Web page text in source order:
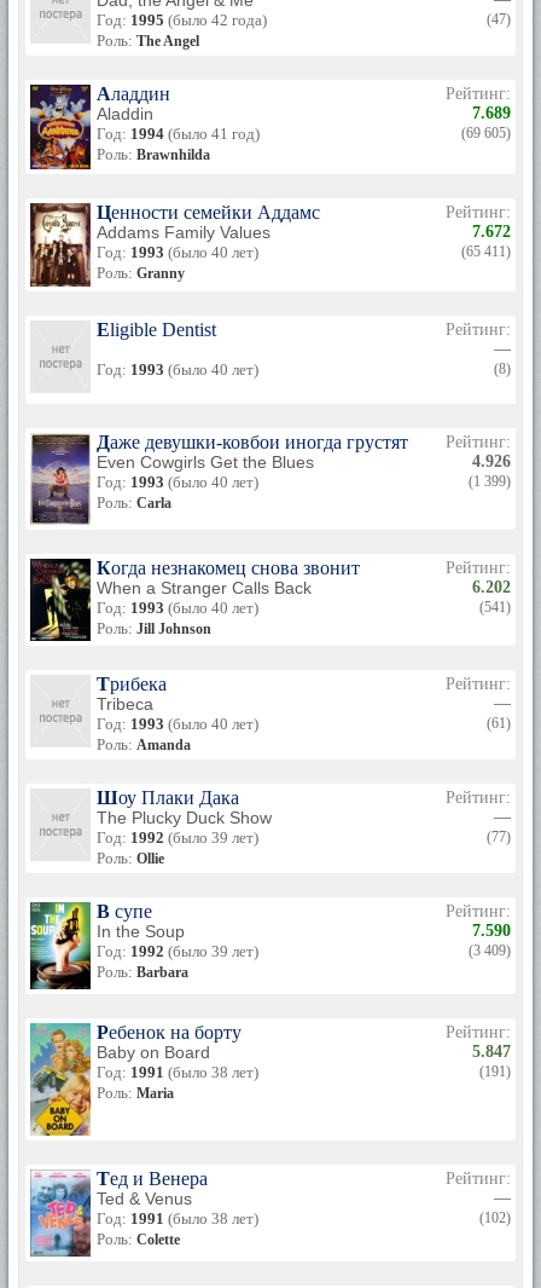
Год: 1995 (было 42 года)
Роль: The Angel
(47)
Аладдин
Aladdin
Год: 1994 (было 41 год)
Роль: Brawnhilda
Рейтинг:
7.689
(69 605)
Ценности семейки Аддамс
Addams Family Values
Год: 1993 (было 40 лет)
Роль: Granny
Рейтинг:
7.672
(65 411)
Eligible Dentist
Год: 1993 (было 40 лет)
Рейтинг:
—
(8)
Даже девушки-ковбои иногда грустят
Even Cowgirls Get the Blues
Год: 1993 (было 40 лет)
Роль: Carla
Рейтинг:
4.926
(1 399)
Когда незнакомец снова звонит
When a Stranger Calls Back
Год: 1993 (было 40 лет)
Роль: Jill Johnson
Рейтинг:
6.202
(541)
Трибека
Tribeca
Год: 1993 (было 40 лет)
Роль: Amanda
Рейтинг:
—
(61)
Шоу Плаки Дака
The Plucky Duck Show
Год: 1992 (было 39 лет)
Роль: Ollie
Рейтинг:
—
(77)
В супе
In the Soup
Год: 1992 (было 39 лет)
Роль: Barbara
Рейтинг:
7.590
(3 409)
Ребенок на борту
Baby on Board
Год: 1991 (было 38 лет)
Роль: Maria
Рейтинг:
5.847
(191)
Тед и Венера
Ted & Venus
Год: 1991 (было 38 лет)
Роль: Colette
Рейтинг:
—
(102)